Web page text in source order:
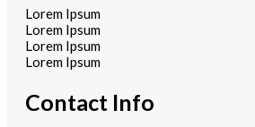
Lorem Ipsum
Lorem Ipsum
Lorem Ipsum
Lorem Ipsum
Contact Info